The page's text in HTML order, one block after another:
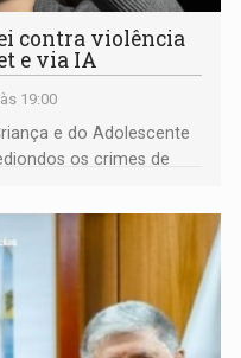
contra violência
e via IA
19:00
e do Adolescente
os crimes de